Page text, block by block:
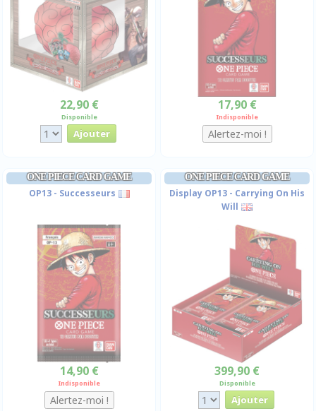
22,90 €
Disponible
17,90 €
Indisponible
ONE PIECE CARD GAME
OP13 - Successeurs
14,90 €
Indisponible
ONE PIECE CARD GAME
Display OP13 - Carrying On His
Will
399,90 €
Disponible